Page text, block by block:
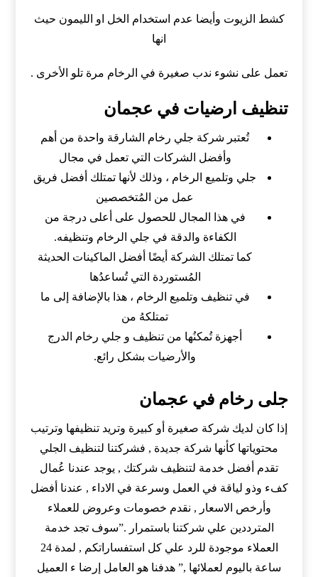
كشط الزيوت وأيضا عدم استخدام الخل او الليمون حيث
انها
تعمل على نشوء ندب صغيرة في الرخام مرة تلو الأخرى .
تنظيف ارضيات في عجمان
تُعتبر شركة جلي رخام الشارقة واحدة من أهم
وأفضل الشركات التي تعمل في مجال
جلي وتلميع الرخام ، وذلك لأنها تمتلك أفضل فريق
عمل من المُتخصصين
في هذا المجال للحصول على أعلى درجة من
الكفاءة والدقة في جلي الرخام وتنظيفه.
كما تمتلك الشركة أيضًا أفضل الماكينات الحديثة
المُستوردة التي تُساعدُها
في تنظيف وتلميع الرخام ، هذا بالإضافة إلى ما
تمتلكهُ من
أجهزة تُمكنُها من تنظيف و جلي رخام الدرج
والأرضيات بشكل رائع.
جلى رخام في عجمان
إذا كان لديك شركة صغيرة أو كبيرة وتريد تنظيفها وترتيب
محتوياتها كأنها شركة جديدة , فشركتنا لتنظيف الجلي
تقدم أفضل خدمة لتنظيف شركتك , يوجد عندنا عُمال
كفء وذو لياقة في العمل وسرعة في الاداء , عندنا أفضل
وأرخص الاسعار , نقدم خصومات وعروض للعملاء
المترددين علي شركتنا باستمرار .”سوف تجد خدمة
العملاء موجودة للرد علي كل استفساراتكم , لمدة 24
ساعة باليوم لعملائها ,” هدفنا هو العامل إرضا ء العميل